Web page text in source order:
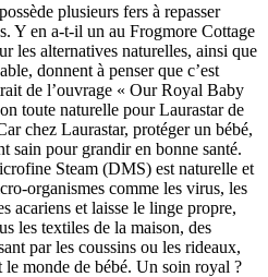
plusieurs fers à repasser
Y en a-t-il un au Frogmore Cottage
les alternatives naturelles, ainsi que
donnent à penser que c’est
de l’ouvrage « Our Royal Baby
toute naturelle pour Laurastar de
chez Laurastar, protéger un bébé,
sain pour grandir en bonne santé.
Steam (DMS) est naturelle et
organismes comme les virus, les
acariens et laisse le linge propre,
les textiles de la maison, des
par les coussins ou les rideaux,
monde de bébé. Un soin royal ?